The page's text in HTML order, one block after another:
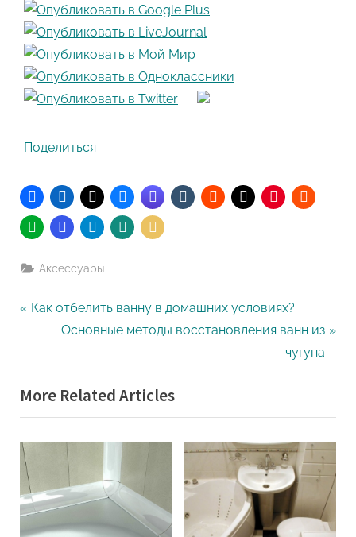
Поделиться
Аксессуары
Навигация
P
o
u
P
o
Как отбелить ванну в домашних условиях?
N
t
P
o
t
:
Основные методы восстановления ванн из
чугуна
More Related Articles